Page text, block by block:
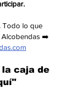
Todo lo que
Alcobendas ➡️
la caja de